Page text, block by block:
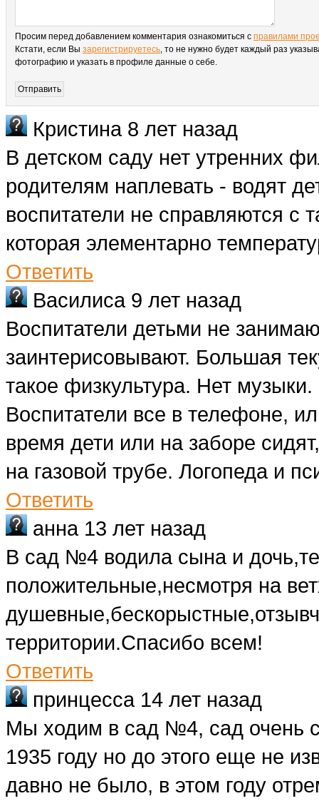
Просим перед добавлением комментария ознакомиться с правилами
Кстати, если Вы зарегистрируетесь, то не нужно будет каждый раз
фотографию и указать в профиле данные о себе.
Кристина 8 лет назад
В детском саду нет утренних
родителям наплевать - водят
воспитатели не справляются с
которая элементарно
Ответить
Василиса 9 лет назад
Воспитатели детьми не
заинтерисовывают. Большая
такое физкультура. Нет
Воспитатели все в телефоне,
время дети или на заборе
на газовой трубе. Логопеда и
Ответить
анна 13 лет назад
В сад №4 водила сына и
положительные,несмотря на
территории.Спасибо всем!
Ответить
принцесса 14 лет назад
Мы ходим в сад №4, сад очень
1935 году но до этого еще не
давно не было, в этом году